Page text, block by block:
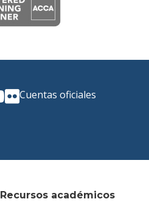
Recursos académicos
Cuentas oficiales